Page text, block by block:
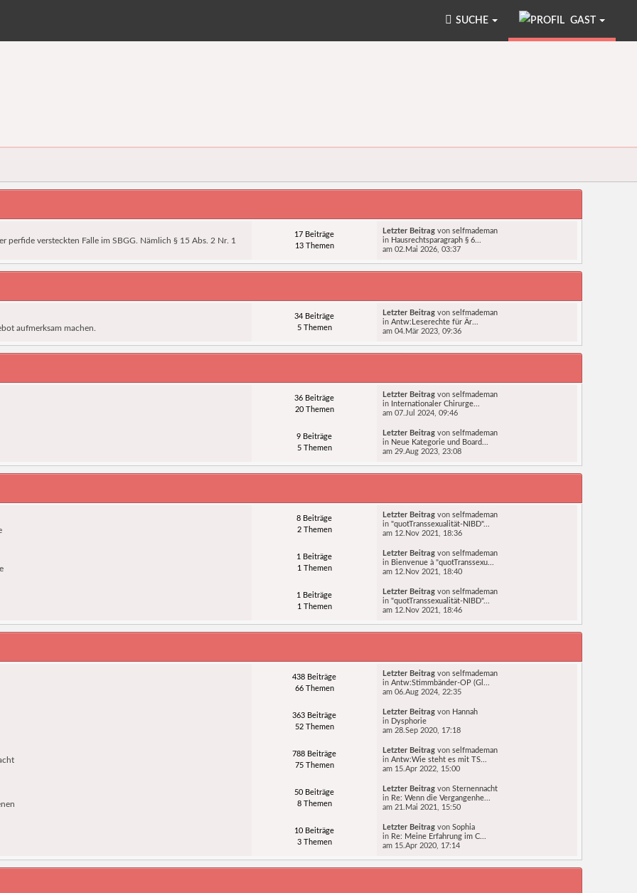
GAST
SUCHE
perfide versteckten Falle im SBGG. Nämlich § 15 Abs. 2 Nr. 1
17 Beiträge
13 Themen
Letzter Beitragvon selfmademan
in Hausrechtsparagraph § 6...
am 02.Mai 2026, 03:37
aufmerksam machen.
34 Beiträge
5 Themen
Letzter Beitragvon selfmademan
in Antw:Leserechte für Är...
am 04.Mär 2023, 09:36
36 Beiträge
20 Themen
Letzter Beitragvon selfmademan
in Internationaler Chirurge...
am 07.Jul 2024, 09:46
9 Beiträge
5 Themen
Letzter Beitragvon selfmademan
in Neue Kategorie und Board...
am 29.Aug 2023, 23:08
8 Beiträge
2 Themen
Letzter Beitragvon selfmademan
in "quotTranssexualität-NIBD"...
am 12.Nov 2021, 18:36
1 Beiträge
1 Themen
Letzter Beitragvon selfmademan
in Bienvenue à "quotTranssexu...
am 12.Nov 2021, 18:40
1 Beiträge
1 Themen
Letzter Beitragvon selfmademan
in "quotTranssexualität-NIBD"...
am 12.Nov 2021, 18:46
438 Beiträge
66 Themen
Letzter Beitragvon selfmademan
in Antw:Stimmbänder-OP (Gl...
am 06.Aug 2024, 22:35
363 Beiträge
52 Themen
Letzter Beitragvon Hannah
in Dysphorie
am 28.Sep 2020, 17:18
788 Beiträge
75 Themen
Letzter Beitragvon selfmademan
in Antw:Wie steht es mit TS...
am 15.Apr 2022, 15:00
50 Beiträge
8 Themen
Letzter Beitragvon Sternennacht
in Re: Wenn die Vergangenhe...
am 21.Mai 2021, 15:50
10 Beiträge
3 Themen
Letzter Beitragvon Sophia
in Re: Meine Erfahrung im C...
am 15.Apr 2020, 17:14